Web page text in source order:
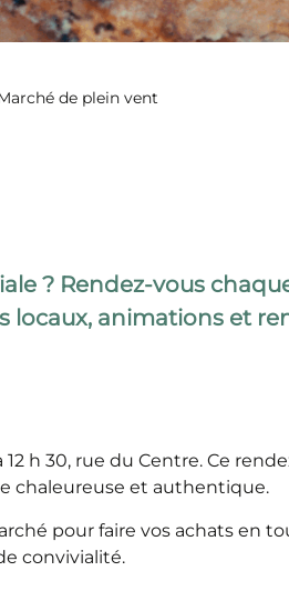
de plein vent
? Rendez-vous
animations et
h 30, rue du Centre. Ce
chaleureuse et authentique.
pour faire vos achats en
convivialité.